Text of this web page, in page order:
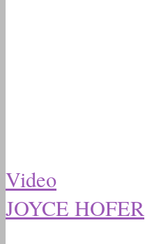
Video
JOYCE HOFER